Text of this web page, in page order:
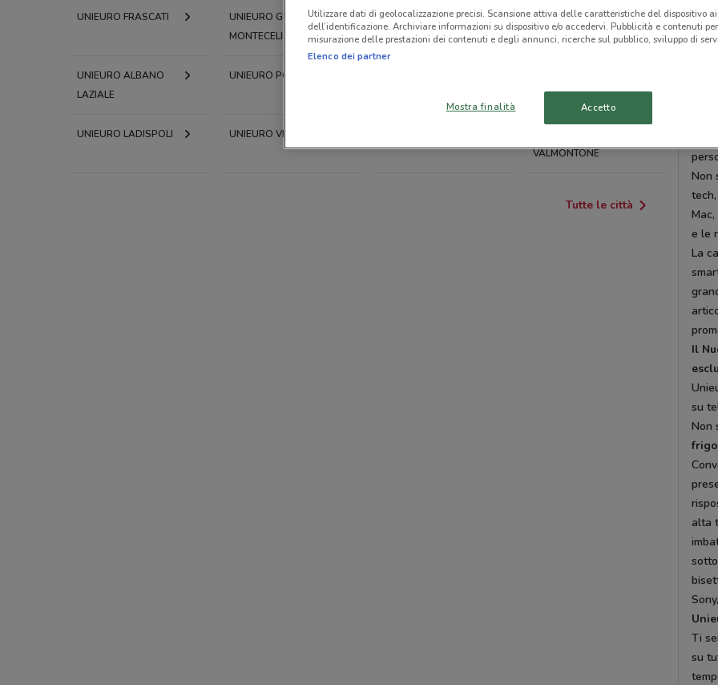
UNIEURO FRASCATI
UNIEURO GUIDONIA
MONTECELIO
UNIEURO TIVOLI UNIEURO OSTIA
UNIEURO ALBANO
LAZIALE
UNIEURO POMEZIA
BRACCIANO
UNIEURO LADISPOLI UNIEURO VELLETRI
VALMONTONE
Tutte le città
dai
la
Non
e le
La
Il
su
Non
alta
Ti
su
Utilizzare dati di geolocalizzazione precisi. Scansione attiva delle caratteristiche del dispositivo
dell’identificazione. Archiviare informazioni su dispositivo e/o accedervi. Pubblicità e contenuti
misurazione delle prestazioni dei contenuti e degli annunci, ricerche sul pubblico, sviluppo di
Elenco dei partner
Mostra finalità Accetto